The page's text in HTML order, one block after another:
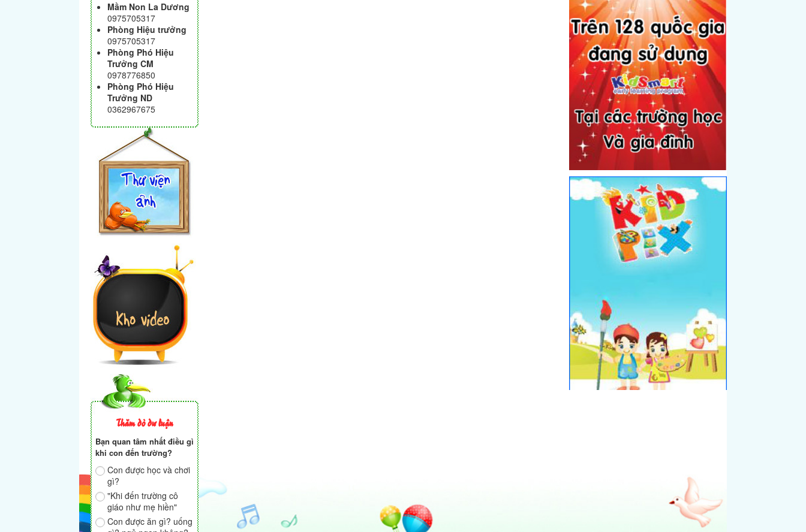
Mầm Non La Dương
0975705317
Phòng Hiệu trưởng
0975705317
Phòng Phó Hiệu
Trưởng CM
0978776850
Phòng Phó Hiệu
Trưởng ND
0362967675
Thăm dò dư luận
Bạn quan tâm nhất điều gì
khi con đến trường?
Con được học và chơi
gì?
"Khi đến trường cô
giáo như mẹ hiền"
Con được ăn gì? uống